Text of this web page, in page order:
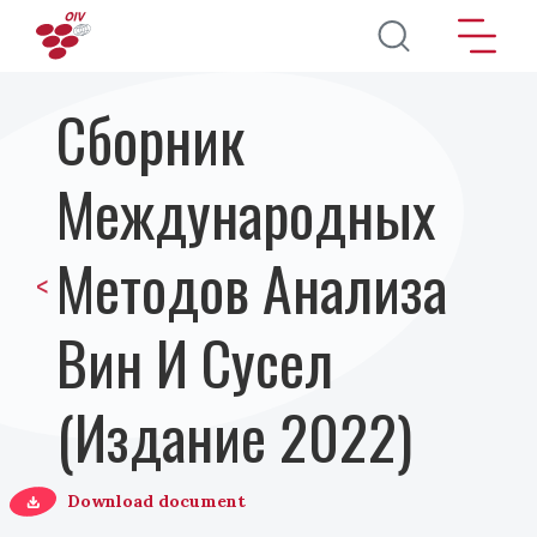
Перейти к основному содержанию
<
Сборник
Международных
Методов Анализа
Вин И Сусел
(Издание 2022)
Download document